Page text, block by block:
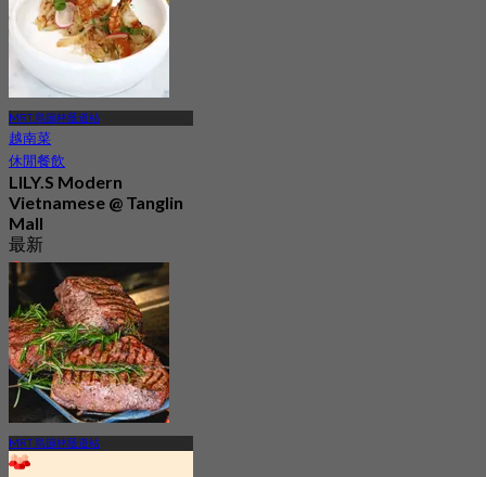
起
S$ 65
MRT 烏節林蔭道站
越南菜
休閒餐飲
LILY.S Modern
Vietnamese @ Tanglin
Mall
最新
4.1
起
S$ 33.75
MRT 烏節林蔭道站